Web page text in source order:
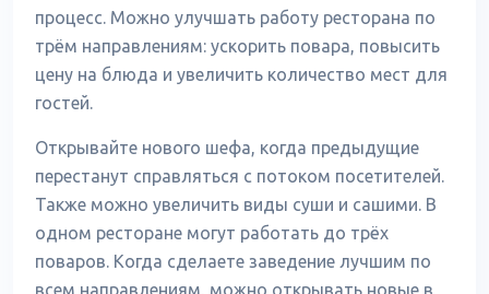
процесс. Можно улучшать работу ресторана по
трём направлениям: ускорить повара, повысить
цену на блюда и увеличить количество мест для
гостей.
Открывайте нового шефа, когда предыдущие
перестанут справляться с потоком посетителей.
Также можно увеличить виды суши и сашими. В
одном ресторане могут работать до трёх
поваров. Когда сделаете заведение лучшим по
всем направлениям, можно открывать новые в